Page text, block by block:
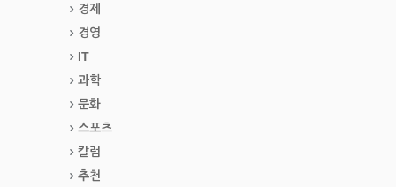
경제
경영
IT
과학
문화
스포츠
칼럼
추천